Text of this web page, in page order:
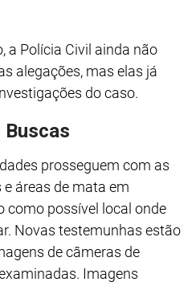
a Polícia Civil ainda não
alegações, mas elas já
do caso.
Buscas
prosseguem com as
áreas de mata em
como possível local onde
Novas testemunhas estão
de câmeras de
Imagens